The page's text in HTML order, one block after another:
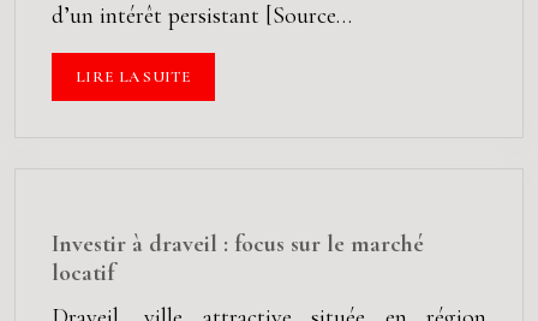
d’un intérêt persistant [Source…
LIRE LA SUITE
Investir à draveil : focus sur le marché
locatif